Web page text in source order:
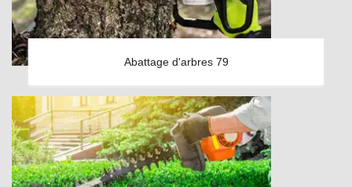
Abattage d'arbres 79